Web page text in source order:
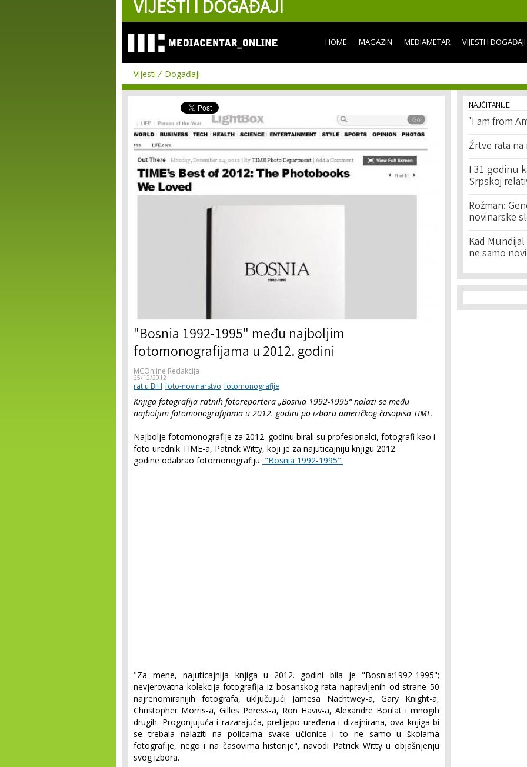
content
VIJESTI I DOGAĐAJI
HOME MAGAZIN MEDIAMETAR VIJESTI I DOGAĐAJI
Vijesti Događaji
"Bosnia 1992-1995" među najboljim
fotomonografijama u 2012. godini
MCOnline Redakcija
25/12/2012
rat u BiH foto-novinarstvo fotomonografije
Knjiga fotografija ratnih fotoreportera „Bosnia 1992-1995“ nalazi se među
najboljim fotomonografijama u 2012. godini po izboru američkog časopisa TIME.
Najbolje fotomonografije za 2012. godinu birali su profesionalci, fotografi kao i
foto urednik TIME-a, Patrick Witty, koji je za najuticajniju knjigu 2012.
godine odabrao fotomonografiju "Bosnia 1992-1995".
"Za mene, najuticajnija knjiga u 2012. godini bila je "Bosnia:1992-1995";
nevjerovatna kolekcija fotografija iz bosanskog rata napravljenih od strane 50
najrenomiranijih fotografa, uključujući Jamesa Nachtwey-a, Gary Knight-a,
Christopher Morris-a, Gilles Peress-a, Ron Haviv-a, Alexandre Boulat i mnogih
drugih. Progonjujuća i razarajuća, prelijepo uređena i dizajnirana, ova knjiga bi
se trebala nalaziti na policama svake učionice i to ne samo u školama
fotografije, nego i na časovima historije", navodi Patrick Witty u objašnjenju
svog izbora.
NAJČITANIJE
'I am from
Žrtve rata
I 31 godinu
Srpskoj
Rožman:
novinarske
Kad
ne samo
Search
Search